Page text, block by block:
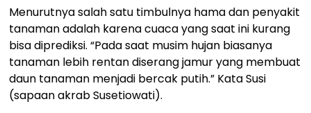
Menurutnya salah satu timbulnya hama dan penyakit
tanaman adalah karena cuaca yang saat ini kurang
bisa diprediksi. “Pada saat musim hujan biasanya
tanaman lebih rentan diserang jamur yang membuat
daun tanaman menjadi bercak putih.” Kata Susi
(sapaan akrab Susetiowati).